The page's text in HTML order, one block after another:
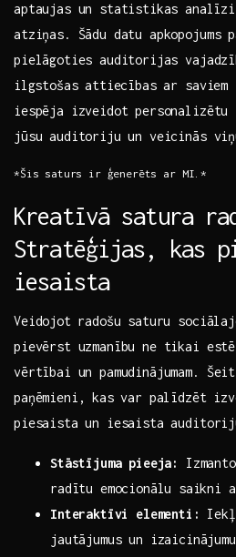
aptaujas un statistikas
atziņas. Šādu datu apkopojums
pielāgoties ‍auditorijas
⁣ilgstošas attiecības ar ‍saviem
iespēja ‌izveidot personalizētu
jūsu auditoriju un veicinās
*Šis saturs ir ģenerēts ar MI.*
Kreatīvā satura
Stratēģijas, kas​
iesaista
Veidojot ⁣radošu saturu
pievērst uzmanību ne tikai
‌vērtībai un pamudinājumam.
paņēmieni, kas ⁤var palīdzēt
piesaista un iesaista
Stāstījuma pieeja:
radītu emocionālu ⁤saikni
Interaktīvi elementi:
jautājumus un